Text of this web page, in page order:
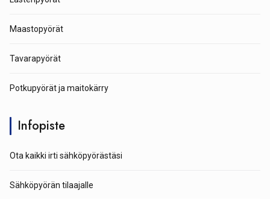
Maastopyörät
Tavarapyörät
Potkupyörät ja maitokärry
Infopiste
Ota kaikki irti sähköpyörästäsi
Sähköpyörän tilaajalle